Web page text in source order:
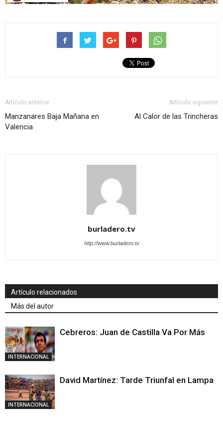
Artículo anterior
Manzanares Baja Mañana en
Valencia
Artículo siguiente
Al Calor de las Trincheras
burladero.tv
http://www.burladero.tv
Artículo relacionados
Más del autor
INTERNACIONAL
Cebreros: Juan de Castilla Va Por Más
INTERNACIONAL
David Martínez: Tarde Triunfal en Lampa